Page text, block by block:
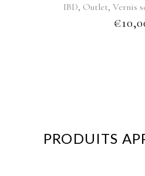
IBD, Outlet, Vernis
€
PRODUITS